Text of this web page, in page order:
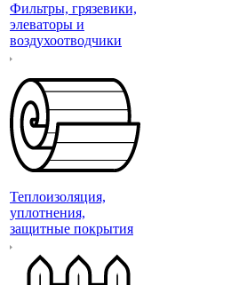
Фильтры, грязевики,
элеваторы и
воздухоотводчики
Теплоизоляция,
уплотнения,
защитные покрытия